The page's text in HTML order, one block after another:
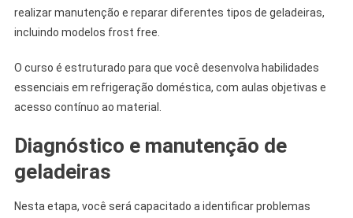
realizar manutenção e reparar diferentes tipos de geladeiras,
incluindo modelos frost free.
O curso é estruturado para que você desenvolva habilidades
essenciais em refrigeração doméstica, com aulas objetivas e
acesso contínuo ao material.
Diagnóstico e manutenção de
geladeiras
Nesta etapa, você será capacitado a identificar problemas